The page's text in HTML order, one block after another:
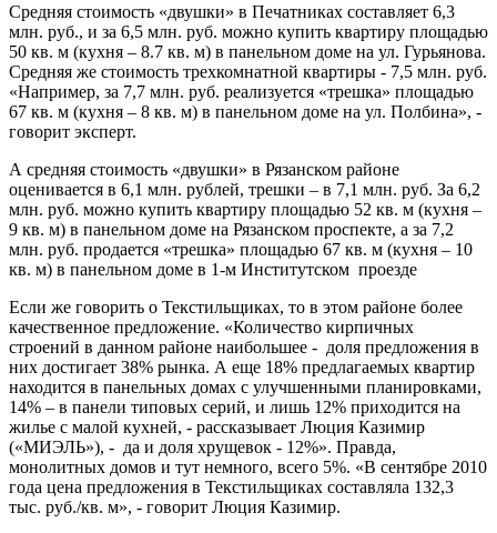
Средняя стоимость «двушки» в Печатниках составляет 6,3
млн. руб., и за 6,5 млн. руб. можно купить квартиру площадью
50 кв. м (кухня – 8.7 кв. м) в панельном доме на ул. Гурьянова.
Средняя же стоимость трехкомнатной квартиры - 7,5 млн. руб.
«Например, за 7,7 млн. руб. реализуется «трешка» площадью
67 кв. м (кухня – 8 кв. м) в панельном доме на ул. Полбина», -
говорит эксперт.
А средняя стоимость «двушки» в Рязанском районе
оценивается в 6,1 млн. рублей, трешки – в 7,1 млн. руб. За 6,2
млн. руб. можно купить квартиру площадью 52 кв. м (кухня –
9 кв. м) в панельном доме на Рязанском проспекте, а за 7,2
млн. руб. продается «трешка» площадью 67 кв. м (кухня – 10
кв. м) в панельном доме в 1-м Институтском проезде
Если же говорить о Текстильщиках, то в этом районе более
качественное предложение. «Количество кирпичных
строений в данном районе наибольшее - доля предложения в
них достигает 38% рынка. А еще 18% предлагаемых квартир
находится в панельных домах с улучшенными планировками,
14% – в панели типовых серий, и лишь 12% приходится на
жилье с малой кухней, - рассказывает Люция Казимир
(«МИЭЛЬ»), - да и доля хрущевок - 12%». Правда,
монолитных домов и тут немного, всего 5%. «В сентябре 2010
года цена предложения в Текстильщиках составляла 132,3
тыс. руб./кв. м», - говорит Люция Казимир.